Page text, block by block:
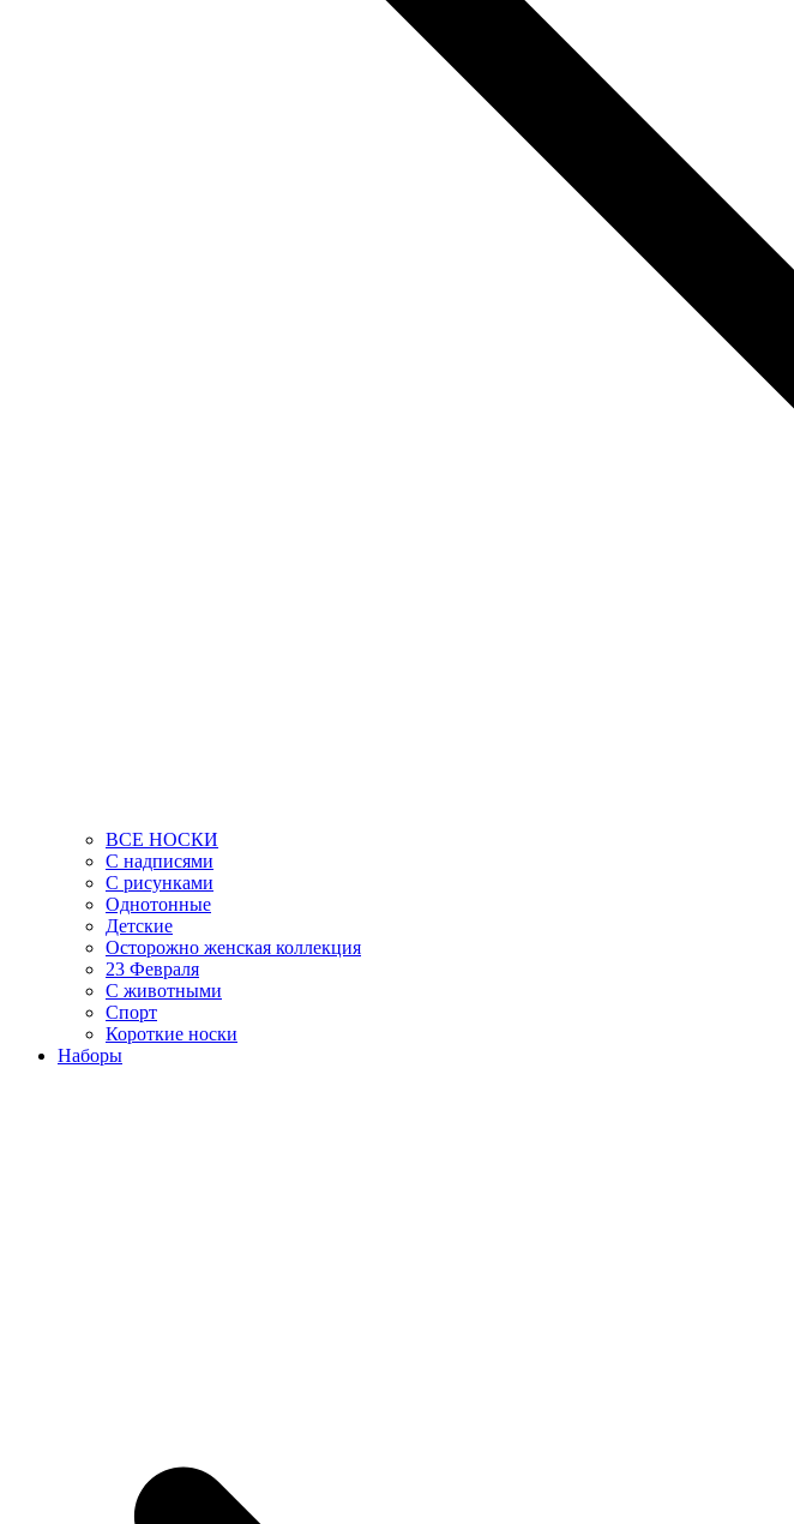
ВСЕ НОСКИ
С надписями
С рисунками
Однотонные
Детские
Осторожно женская коллекция
23 Февраля
С животными
Спорт
Короткие носки
Наборы